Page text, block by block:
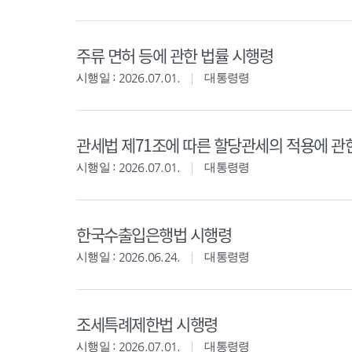
주류 면허 등에 관한 법률 시행령
시행일 : 2026.07.01. 대통령령
관세법 제71조에 따른 할당관세의 적용에 관
시행일 : 2026.07.01. 대통령령
한국수출입은행법 시행령
시행일 : 2026.06.24. 대통령령
조세특례제한법 시행령
시행일 : 2026.07.01. 대통령령